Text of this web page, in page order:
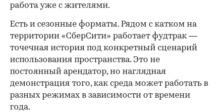
работа уже с жителями.
Есть и сезонные форматы. Рядом с катком на
территории «СберСити» работает фудтрак —
точечная история под конкретный сценарий
использования пространства. Это не
постоянный арендатор, но наглядная
демонстрация того, как среда может работать в
разных режимах в зависимости от времени
года.